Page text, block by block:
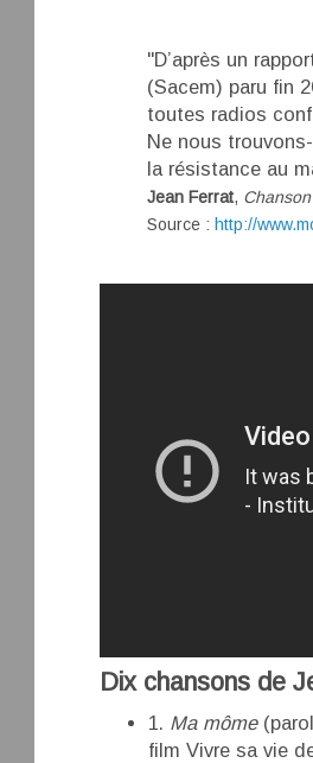
"D’après un
(Sacem) paru fin
toutes radios
Ne nous
la résistance au
Jean Ferrat,
Source : http://
Dix chansons de
1. Ma môme
film Vivre sa vie